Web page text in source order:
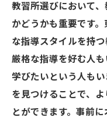
教習所選びにおいて
かどうかも重要です
な指導スタイルを持つ
厳格な指導を好む人
学びたいという人も
を見つけることで、
とができます。事前